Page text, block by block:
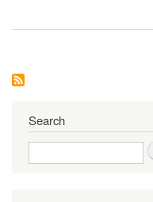
Search
Search